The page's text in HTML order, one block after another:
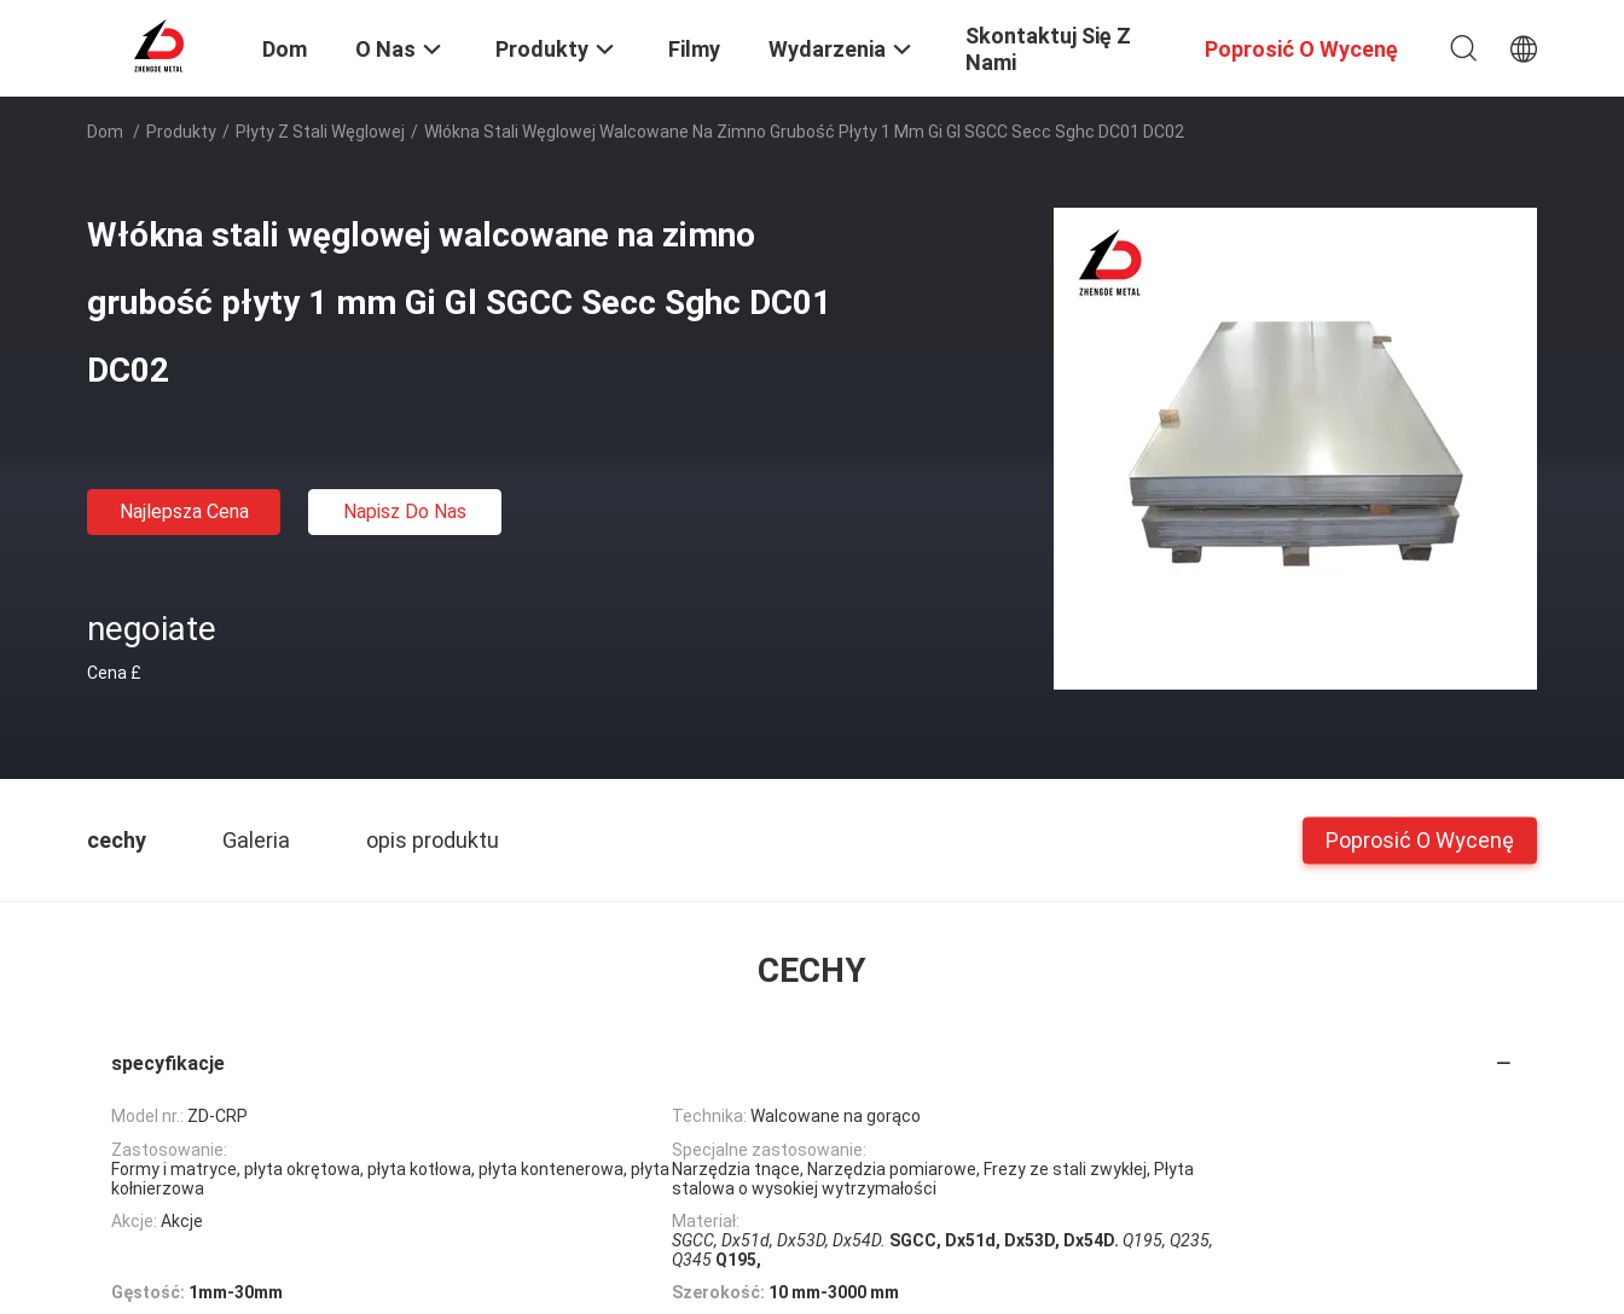
Dom O Nas Produkty Filmy Wydarzenia
Skontaktuj Się Z
Nami
Poprosić O Wycenę
Dom / Produkty / Płyty Z Stali Węglowej / Włókna Stali Węglowej Walcowane Na Zimno Grubość Płyty 1 Mm Gi Gl SGCC Secc Sghc DC01 DC02
Włókna stali węglowej walcowane na zimno
grubość płyty 1 mm Gi Gl SGCC Secc Sghc DC01
DC02
Najlepsza Cena Napisz Do Nas
negoiate
Cena £
cechy Galeria opis produktu Poprosić O Wycenę
CECHY
specyfikacje
Model nr.: ZD-CRP Technika: Walcowane na gorąco
Zastosowanie:
Formy i matryce, płyta okrętowa, płyta kotłowa, płyta kontenerowa, płyta
kołnierzowa
Specjalne zastosowanie:
Narzędzia tnące, Narzędzia pomiarowe, Frezy ze stali zwykłej, Płyta
stalowa o wysokiej wytrzymałości
Akcje: Akcje
Materiał:
SGCC, Dx51d, Dx53D, Dx54D. SGCC, Dx51d, Dx53D, Dx54D. Q195, Q235,
Q345 Q195,
Gęstość: 1mm-30mm Szerokość: 10 mm-3000 mm